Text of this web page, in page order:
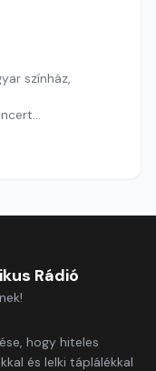
színház,
Rádió
hogy hiteles
és lelki táplálékkal